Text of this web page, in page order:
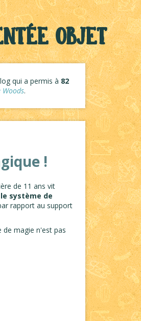
Objet
qui a permis à 82
Woods.
!
de 11 ans vit
le système de
rapport au support
de magie n'est pas